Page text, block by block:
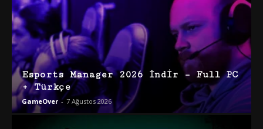
Esports Manager 2026 İndir – Full PC
+ Türkçe
GameOver - 7 Ağustos 2026